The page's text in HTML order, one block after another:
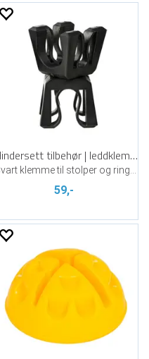
Hindersett tilbehør | leddklemme
59,-